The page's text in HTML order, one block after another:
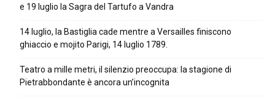
e 19 luglio la Sagra del Tartufo a Vandra
14 luglio, la Bastiglia cade mentre a Versailles finiscono
ghiaccio e mojito Parigi, 14 luglio 1789.
Teatro a mille metri, il silenzio preoccupa: la stagione di
Pietrabbondante è ancora un’incognita